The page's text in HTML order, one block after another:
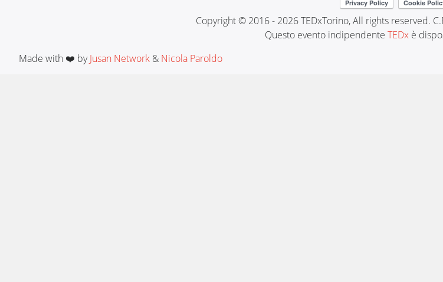
Copyright © 2016 - 2026 TEDxTorino, All rights reserved.
Questo evento indipendente TEDx è
Made with ❤️ byJusan Network & Nicola Paroldo